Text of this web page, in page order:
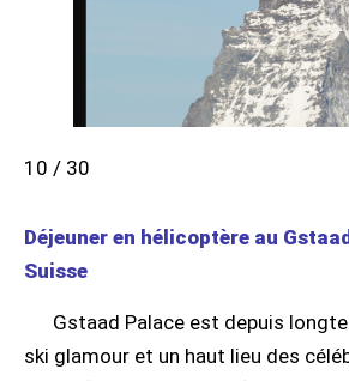
10 / 30
Déjeuner en hélicoptère au
Suisse
Gstaad Palace est depuis
ski glamour et un haut lieu des